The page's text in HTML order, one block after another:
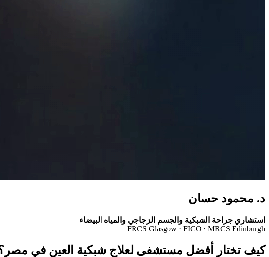
د. محمود حسان
استشاري جراحة الشبكية والجسم الزجاجي والمياه البيضاء
FRCS Glasgow · FICO · MRCS Edinburgh
كيف تختار أفضل مستشفى لعلاج شبكية العين في مصر؟